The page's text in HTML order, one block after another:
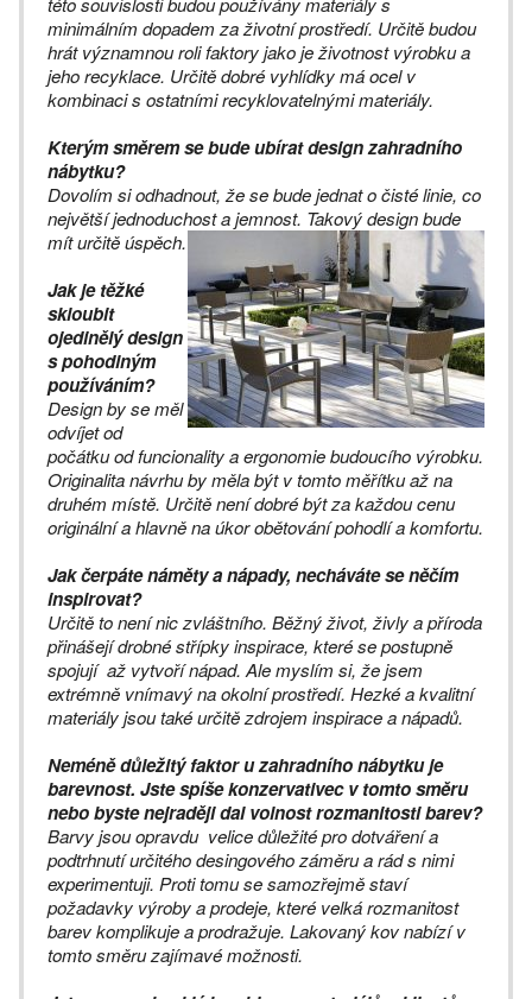
minimálním dopadem za životní prostředí. Určitě budou
hrát významnou roli faktory jako je životnost výrobku a
jeho recyklace. Určitě dobré vyhlídky má ocel v
kombinaci s ostatními recyklovatelnými materiály.
Kterým směrem se bude ubírat design zahradního
nábytku?
Dovolím si odhadnout, že se bude jednat o čisté linie, co
největší jednoduchost a jemnost. Takový design bude
mít určitě úspěch.
Jak je těžké
skloubit
ojedinělý design
s pohodlným
používáním?
Design by se měl
odvíjet od
počátku od funcionality a ergonomie budoucího výrobku.
Originalita návrhu by měla být v tomto měřítku až na
druhém místě. Určitě není dobré být za každou cenu
originální a hlavně na úkor obětování pohodlí a komfortu.
Jak čerpáte náměty a nápady, necháváte se něčím
inspirovat?
Určitě to není nic zvláštního. Běžný život, živly a příroda
přinášejí drobné střípky inspirace, které se postupně
spojují až vytvoří nápad. Ale myslím si, že jsem
extrémně vnímavý na okolní prostředí. Hezké a kvalitní
materiály jsou také určitě zdrojem inspirace a nápadů.
Neméně důležitý faktor u zahradního nábytku je
barevnost. Jste spíše konzervativec v tomto směru
nebo byste nejraději dal volnost rozmanitosti barev?
Barvy jsou opravdu velice důležité pro dotváření a
podtrhnutí určitého desingového záměru a rád s nimi
experimentuji. Proti tomu se samozřejmě staví
požadavky výroby a prodeje, které velká rozmanitost
barev komplikuje a prodražuje. Lakovaný kov nabízí v
tomto směru zajímavé možnosti.